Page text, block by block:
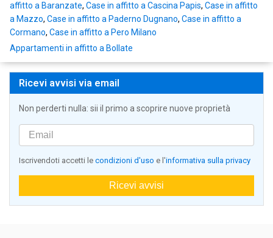
affitto a Baranzate, Case in affitto a Cascina Papis, Case in affitto
a Mazzo, Case in affitto a Paderno Dugnano, Case in affitto a
Cormano, Case in affitto a Pero Milano
Appartamenti in affitto a Bollate
Ricevi avvisi via email
Non perderti nulla: sii il primo a scoprire nuove proprietà
Iscrivendoti accetti le condizioni d'uso e l'informativa sulla privacy
Ricevi avvisi